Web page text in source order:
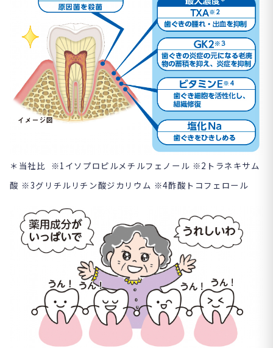
＊当社比 ※1イソプロピルメチルフェノール ※2トラネキサム
酸 ※3グリチルリチン酸ジカリウム ※4酢酸トコフェロール